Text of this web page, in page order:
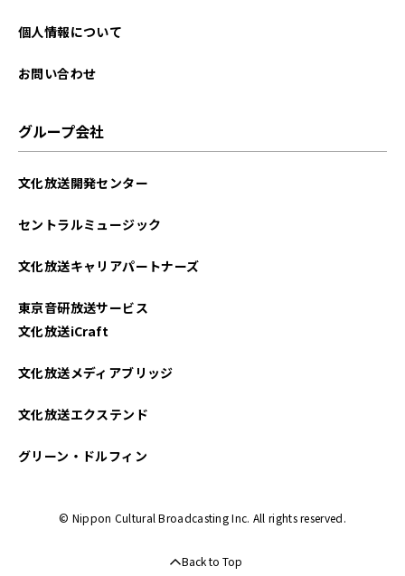
個人情報について
お問い合わせ
グループ会社
文化放送開発センター
セントラルミュージック
文化放送キャリアパートナーズ
東京音研放送サービス
文化放送iCraft
文化放送メディアブリッジ
文化放送エクステンド
グリーン・ドルフィン
© Nippon Cultural Broadcasting Inc. All rights reserved.
Back to Top